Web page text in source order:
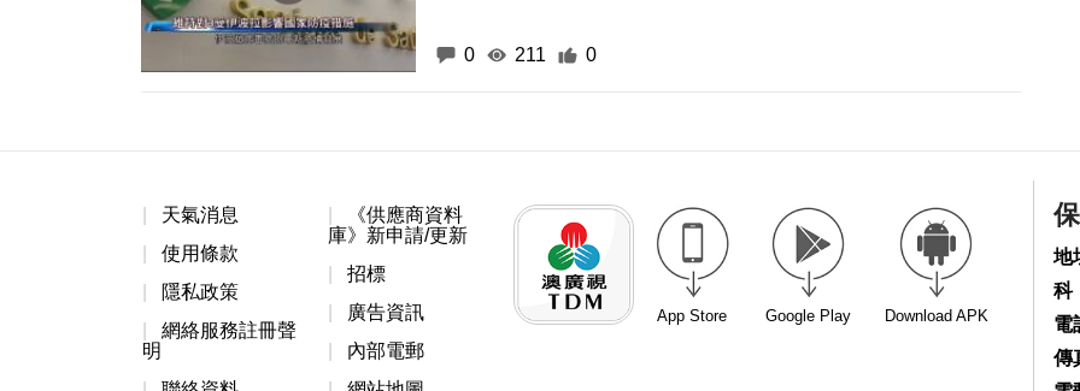
0 211 0
天氣消息
使用條款
隱私政策
網絡服務註冊聲
明
《供應商資料
庫》新申請/更新
招標
廣告資訊
內部電郵
App Store Google Play Download APK
地
科
電
傳